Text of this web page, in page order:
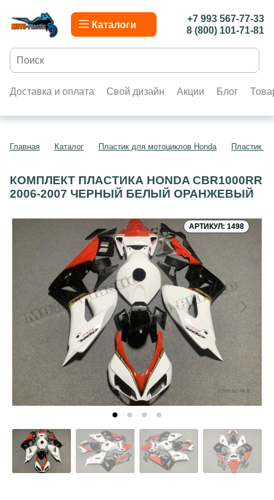
Каталоги
+7 993 567-77-33
8 (800) 101-71-81
Доставка и оплата Свой дизайн Акции Блог
Главная Каталог Пластик для мотоциклов Honda Пластик
КОМПЛЕКТ ПЛАСТИКА HONDA CBR1000RR
2006-2007 ЧЕРНЫЙ БЕЛЫЙ ОРАНЖЕВЫЙ
АРТИКУЛ: 1498